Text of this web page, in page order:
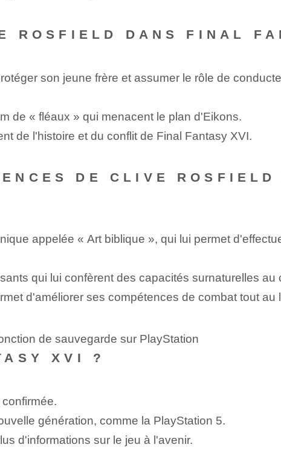
ROSFIELD DANS FINAL
son jeune frère et assumer le rôle de
de « fléaux » qui menacent le plan d'Eikons.
de l'histoire et du conflit de Final Fantasy XVI.
DE CLIVE
appelée « Art biblique », qui lui permet
qui lui confèrent des capacités surnaturelles au
d'améliorer ses compétences de combat tout au
de sauvegarde sur PlayStation
XVI ?
génération, comme la PlayStation 5.
d'informations sur le jeu à l'avenir.